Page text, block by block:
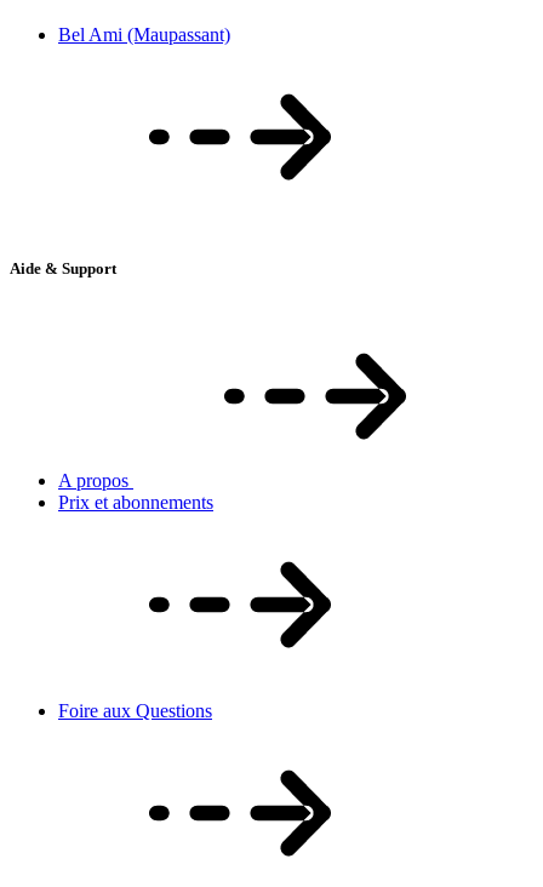
Bel Ami (Maupassant)
Aide & Support
A propos
Prix et abonnements
Foire aux Questions